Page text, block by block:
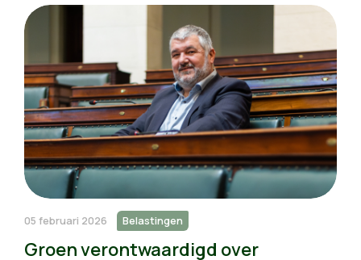
05 februari 2026 Belastingen
Groen verontwaardigd over